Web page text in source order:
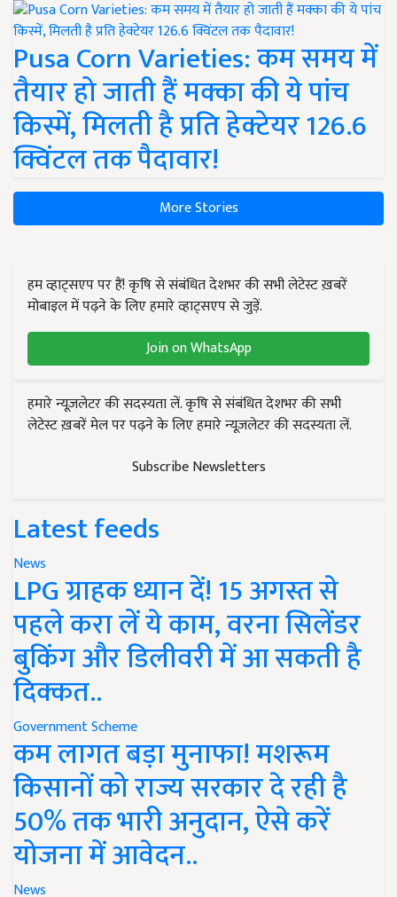
Pusa Corn Varieties: कम समय में
तैयार हो जाती हैं मक्का की ये पांच
किस्में, मिलती है प्रति हेक्टेयर 126.6
क्विंटल तक पैदावार!
More Stories
हम व्हाट्सएप पर हैं! कृषि से संबंधित देशभर की सभी लेटेस्ट ख़बरें
मोबाइल में पढ़ने के लिए हमारे व्हाट्सएप से जुड़ें.
Join on WhatsApp
हमारे न्यूज़लेटर की सदस्यता लें. कृषि से संबंधित देशभर की सभी
लेटेस्ट ख़बरें मेल पर पढ़ने के लिए हमारे न्यूज़लेटर की सदस्यता लें.
Subscribe Newsletters
Latest feeds
News
LPG ग्राहक ध्यान दें! 15 अगस्त से
पहले करा लें ये काम, वरना सिलेंडर
बुकिंग और डिलीवरी में आ सकती है
दिक्कत..
Government Scheme
कम लागत बड़ा मुनाफा! मशरूम
किसानों को राज्य सरकार दे रही है
50% तक भारी अनुदान, ऐसे करें
योजना में आवेदन..
News